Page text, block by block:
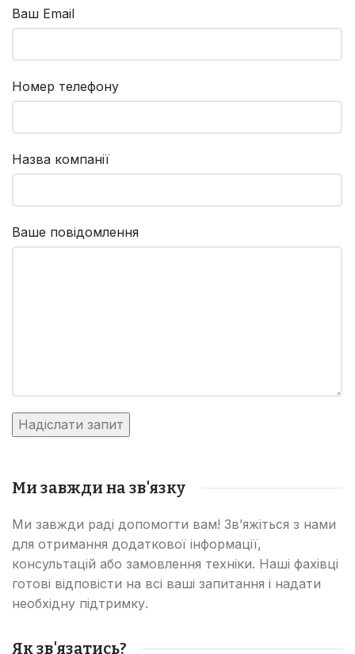
Ваш Email
Номер телефону
Назва компанії
Ваше повідомлення
Ми завжди на зв'язку
Ми завжди раді допомогти вам! Зв’яжіться з нами
для отримання додаткової інформації,
консультацій або замовлення техніки. Наші фахівці
готові відповісти на всі ваші запитання і надати
необхідну підтримку.
Як зв'язатись?